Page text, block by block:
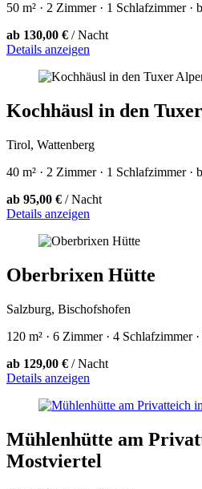
50 m² · 2 Zimmer · 1 Schlafzimmer ·
ab 130,00 € / Nacht
Details anzeigen
Kochhäusl in den
Tirol, Wattenberg
40 m² · 2 Zimmer · 1 Schlafzimmer ·
ab 95,00 € / Nacht
Details anzeigen
Oberbrixen Hütte
Salzburg, Bischofshofen
120 m² · 6 Zimmer · 4 Schlafzimmer
ab 129,00 € / Nacht
Details anzeigen
Mühlenhütte am
Mostviertel